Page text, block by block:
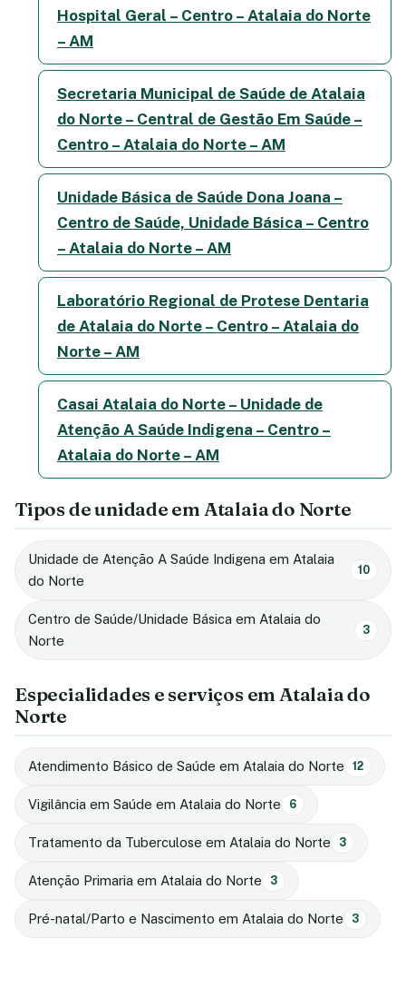
Hospital Geral – Centro – Atalaia do Norte
– AM
Secretaria Municipal de Saúde de Atalaia
do Norte – Central de Gestão Em Saúde –
Centro – Atalaia do Norte – AM
Unidade Básica de Saúde Dona Joana –
Centro de Saúde, Unidade Básica – Centro
– Atalaia do Norte – AM
Laboratório Regional de Protese Dentaria
de Atalaia do Norte – Centro – Atalaia do
Norte – AM
Casai Atalaia do Norte – Unidade de
Atenção A Saúde Indigena – Centro –
Atalaia do Norte – AM
Tipos de unidade em Atalaia do Norte
Unidade de Atenção A Saúde Indigena em Atalaia
do Norte
10
Centro de Saúde/Unidade Básica em Atalaia do
Norte
3
Especialidades e serviços em Atalaia do
Norte
Atendimento Básico de Saúde em Atalaia do Norte 12
Vigilância em Saúde em Atalaia do Norte 6
Tratamento da Tuberculose em Atalaia do Norte 3
Atenção Primaria em Atalaia do Norte 3
Pré-natal/Parto e Nascimento em Atalaia do Norte 3